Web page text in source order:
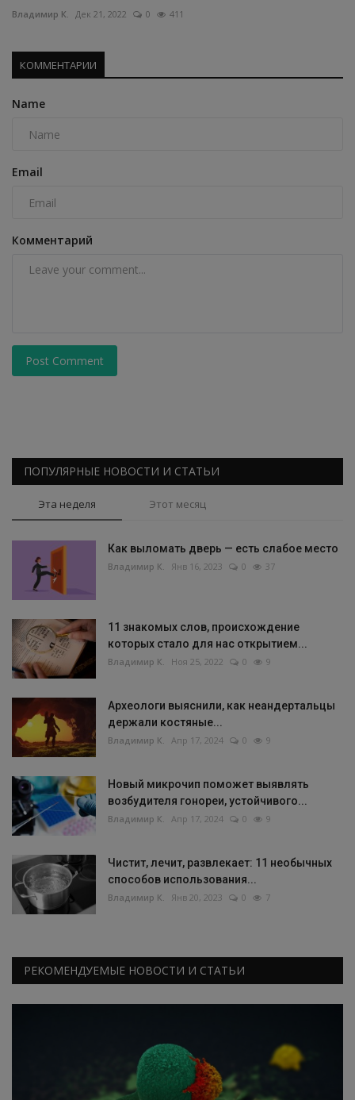
Владимир К. Дек 21, 2022 0 411
КОММЕНТАРИИ
Name
Email
Комментарий
Post Comment
ПОПУЛЯРНЫЕ НОВОСТИ И СТАТЬИ
Эта неделя Этот месяц
Как выломать дверь — есть слабое место
Владимир К. Янв 16, 2023 0 37
11 знакомых слов, происхождение
которых стало для нас открытием...
Владимир К. Ноя 25, 2022 0 9
Археологи выяснили, как неандертальцы
держали костяные...
Владимир К. Апр 17, 2024 0 9
Новый микрочип поможет выявлять
возбудителя гонореи, устойчивого...
Владимир К. Апр 17, 2024 0 9
Чистит, лечит, развлекает: 11 необычных
способов использования...
Владимир К. Янв 20, 2023 0 7
РЕКОМЕНДУЕМЫЕ НОВОСТИ И СТАТЬИ